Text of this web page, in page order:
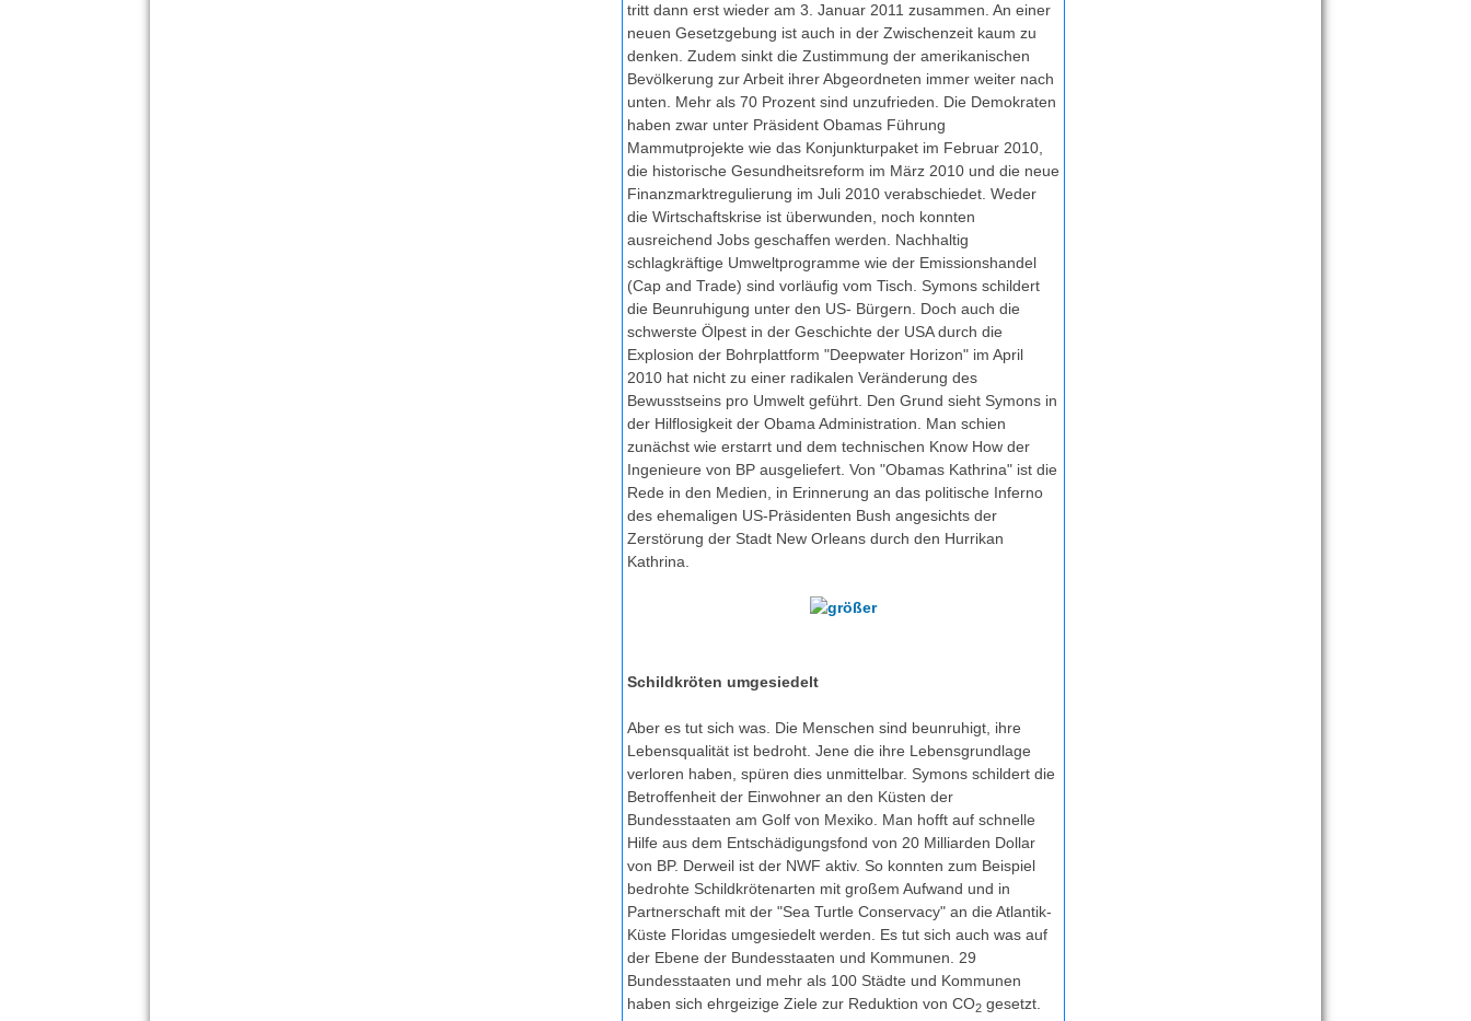
tritt dann erst wieder am 3. Januar 2011 zusammen. An einer
neuen Gesetzgebung ist auch in der Zwischenzeit kaum zu
denken. Zudem sinkt die Zustimmung der amerikanischen
Bevölkerung zur Arbeit ihrer Abgeordneten immer weiter nach
unten. Mehr als 70 Prozent sind unzufrieden. Die Demokraten
haben zwar unter Präsident Obamas Führung
Mammutprojekte wie das Konjunkturpaket im Februar 2010,
die historische Gesundheitsreform im März 2010 und die neue
Finanzmarktregulierung im Juli 2010 verabschiedet. Weder
die Wirtschaftskrise ist überwunden, noch konnten
ausreichend Jobs geschaffen werden. Nachhaltig
schlagkräftige Umweltprogramme wie der Emissionshandel
(Cap and Trade) sind vorläufig vom Tisch. Symons schildert
die Beunruhigung unter den US- Bürgern. Doch auch die
schwerste Ölpest in der Geschichte der USA durch die
Explosion der Bohrplattform "Deepwater Horizon" im April
2010 hat nicht zu einer radikalen Veränderung des
Bewusstseins pro Umwelt geführt. Den Grund sieht Symons in
der Hilflosigkeit der Obama Administration. Man schien
zunächst wie erstarrt und dem technischen Know How der
Ingenieure von BP ausgeliefert. Von "Obamas Kathrina" ist die
Rede in den Medien, in Erinnerung an das politische Inferno
des ehemaligen US-Präsidenten Bush angesichts der
Zerstörung der Stadt New Orleans durch den Hurrikan
Kathrina.
Schildkröten umgesiedelt
Aber es tut sich was. Die Menschen sind beunruhigt, ihre
Lebensqualität ist bedroht. Jene die ihre Lebensgrundlage
verloren haben, spüren dies unmittelbar. Symons schildert die
Betroffenheit der Einwohner an den Küsten der
Bundesstaaten am Golf von Mexiko. Man hofft auf schnelle
Hilfe aus dem Entschädigungsfond von 20 Milliarden Dollar
von BP. Derweil ist der NWF aktiv. So konnten zum Beispiel
bedrohte Schildkrötenarten mit großem Aufwand und in
Partnerschaft mit der "Sea Turtle Conservacy" an die Atlantik-
Küste Floridas umgesiedelt werden. Es tut sich auch was auf
der Ebene der Bundesstaaten und Kommunen. 29
Bundesstaaten und mehr als 100 Städte und Kommunen
haben sich ehrgeizige Ziele zur Reduktion von CO2 gesetzt.